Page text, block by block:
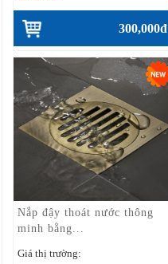
300,000đ
Nắp đậy thoát nước thông
minh bằng...
Giá thị trường: